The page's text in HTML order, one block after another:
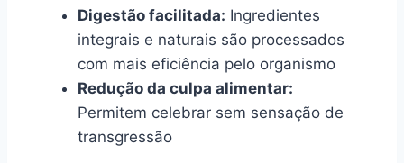
Digestão facilitada: Ingredientes
integrais e naturais são processados
com mais eficiência pelo organismo
Redução da culpa alimentar:
Permitem celebrar sem sensação de
transgressão